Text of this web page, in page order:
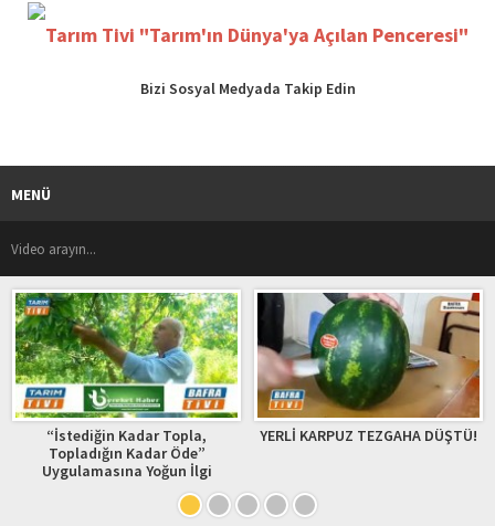
Bizi Sosyal Medyada Takip Edin
MENÜ
“İstediğin Kadar Topla,
Topladığın Kadar Öde”
Uygulamasına Yoğun İlgi
YERLİ KARPUZ TEZGAHA DÜŞTÜ!